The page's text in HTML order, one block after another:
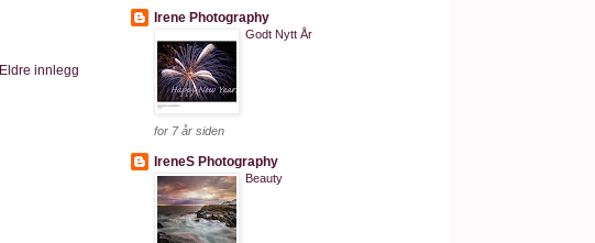
Eldre innlegg
Irene Photography
Godt Nytt År
for 7 år siden
IreneS Photography
Beauty